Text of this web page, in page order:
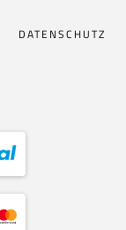
DATENSCHUTZ